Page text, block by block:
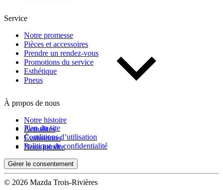
Service
Notre promesse
Pièces et accessoires
Prendre un rendez-vous
Promotions du service
Esthétique
Pneus
À propos de nous
Notre histoire
Actualités
Évaluations
Nous joindre
Plan du site
Conditions d’utilisation
Politique de confidentialité
Gérer le consentement
© 2026 Mazda Trois-Rivières